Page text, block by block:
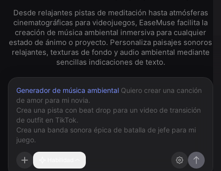
Desde relajantes pistas de meditación hasta atmósferas
cinematográficas para videojuegos, EaseMuse facilita la
creación de música ambiental inmersiva para cualquier
estado de ánimo o proyecto. Personaliza paisajes sonoros
relajantes, texturas de fondo y audio ambiental mediante
sencillas indicaciones de texto.
Generador de música ambiental